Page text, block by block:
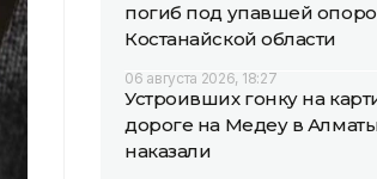
погиб под упавшей
Костанайской области
06 августа 2026, 18:27
Устроивших гонку на
дороге на Медеу в
наказали